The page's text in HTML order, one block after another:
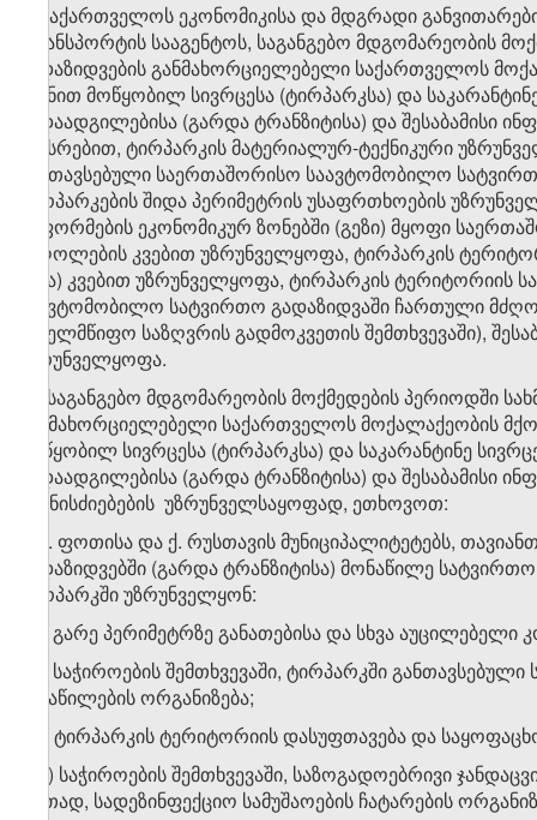
გ) საქართველოს ეკონომიკისა და მდგრადი
ტრანსპორტის სააგენტოს, საგანგებო მდგომარეობის
გადაზიდვების განმახორციელებელი საქართველოს
მიზნით მოწყობილ სივრცესა (ტირპარკსა) და
გადაადგილებისა (გარდა ტრანზიტისა) და შესაბამისი
სახსრებით, ტირპარკის მატერიალურ-ტექნიკური
განთავსებული საერთაშორისო საავტომობილო
ტირპარკების შიდა პერიმეტრის უსაფრთხოების
გაფორმების ეკონომიკურ ზონებში (გეზი) მყოფი
მძღოლების კვებით უზრუნველყოფა, ტირპარკის
სხვა) კვებით უზრუნველყოფა, ტირპარკის ტერიტორიის
საავტომობილო სატვირთო გადაზიდვაში ჩართული
სახელმწიფო საზღვრის გადმოკვეთის შემთხვევაში),
უზრუნველყოფა.
. საგანგებო მდგომარეობის მოქმედების პერიოდში
განმახორციელებელი საქართველოს მოქალაქეობის
მოწყობილ სივრცესა (ტირპარკსა) და საკარანტინე
გადაადგილებისა (გარდა ტრანზიტისა) და შესაბამისი
ღონისძიებების უზრუნველსაყოფად, ეთხოვოთ:
ა) ქ. ფოთისა და ქ. რუსთავის მუნიციპალიტეტებს,
გადაზიდვებში (გარდა ტრანზიტისა) მონაწილე
ტირპარკში უზრუნველყონ:
ა.ა) გარე პერიმეტრზე განათებისა და სხვა აუცილებელი
ა.ბ) საჭიროების შემთხვევაში, ტირპარკში
განაწილების ორგანიზება;
ა.გ) ტირპარკის ტერიტორიის დასუფთავება და
ა.დ) საჭიროების შემთხვევაში, საზოგადოებრივი
ერთად, სადეზინფექციო სამუშაოების ჩატარების